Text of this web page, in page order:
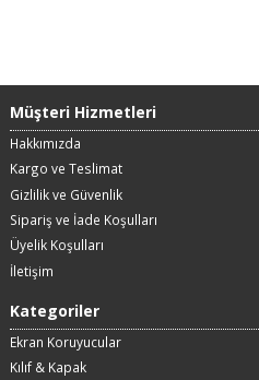
Müşteri Hizmetleri
Hakkımızda
Kargo ve Teslimat
Gizlilik ve Güvenlik
Sipariş ve İade Koşulları
Üyelik Koşulları
İletişim
Kategoriler
Ekran Koruyucular
Kılıf & Kapak